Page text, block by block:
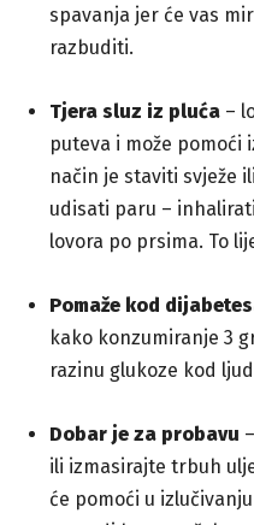
spavanja jer će vas
razbuditi.
Tjera sluz iz pluća –
puteva i može pomoći
način je staviti svježe
udisati paru –
lovora po prsima. To
Pomaže kod
kako konzumiranje 3
razinu glukoze kod
Dobar je za probavu
ili izmasirajte trbuh
će pomoći u